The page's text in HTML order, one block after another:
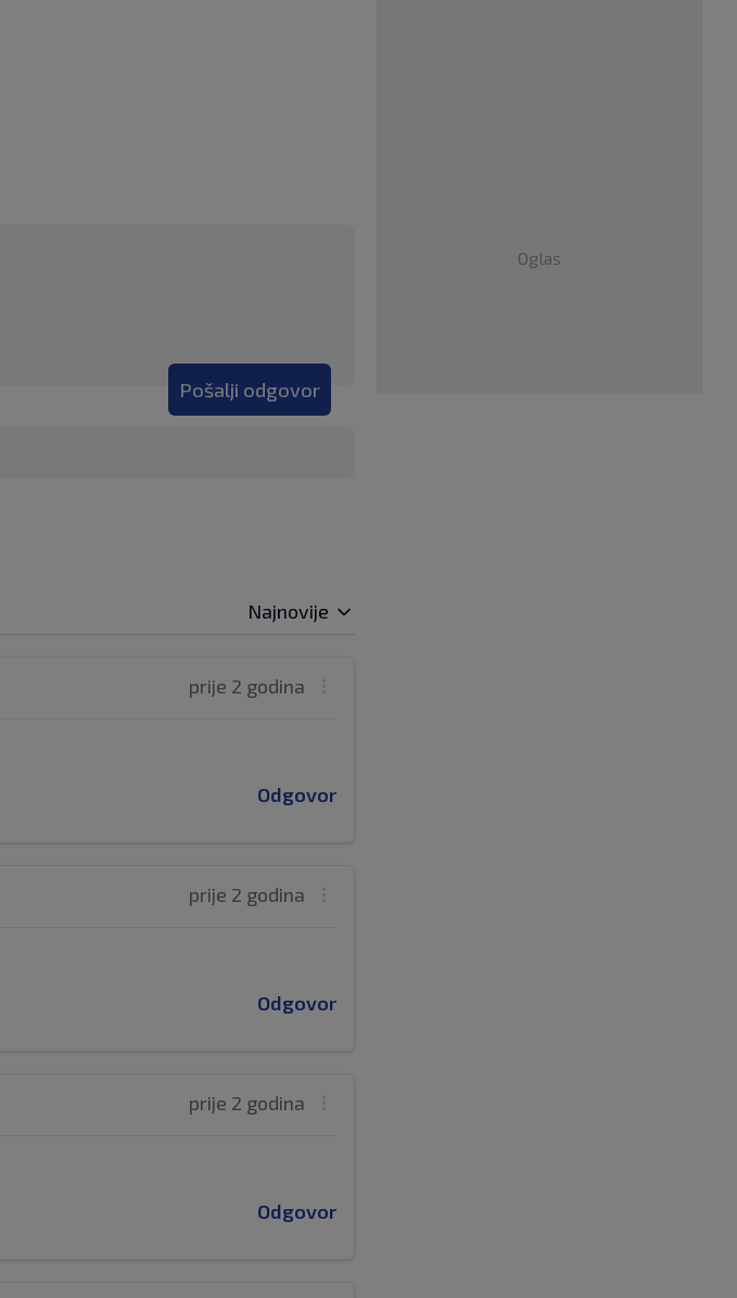
Pošalji odgovor
Najnovije
prije 2 godina
Odgovor
prije 2 godina
Odgovor
prije 2 godina
Odgovor
Oglas